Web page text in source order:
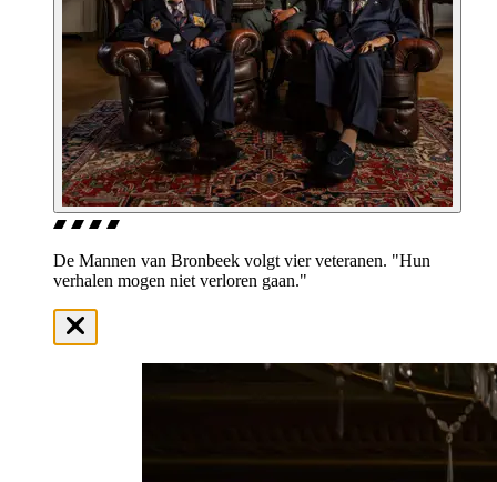
De Mannen van Bronbeek volgt vier veteranen. "Hun
verhalen mogen niet verloren gaan."